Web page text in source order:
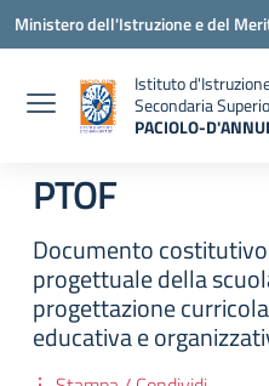
Vai ai contenuti
Vai al menu di navigazione
Vai al footer
Ministero dell'Istruzione e del
Istituto
Secondaria
PACIOLO-
PTOF
Documento
progettuale della
progettazione
educativa e